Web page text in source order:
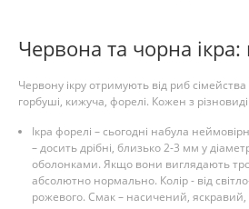
Червона та чорна
Червону ікру отримують від риб
горбуші, кижуча, форелі. Кожен з
Ікра форелі – сьогодні набула
– досить дрібні, близько 2-3 мм у
оболонками. Якщо вони виглядають
абсолютно нормально. Колір - від
рожевого. Смак – насичений, яскравий,